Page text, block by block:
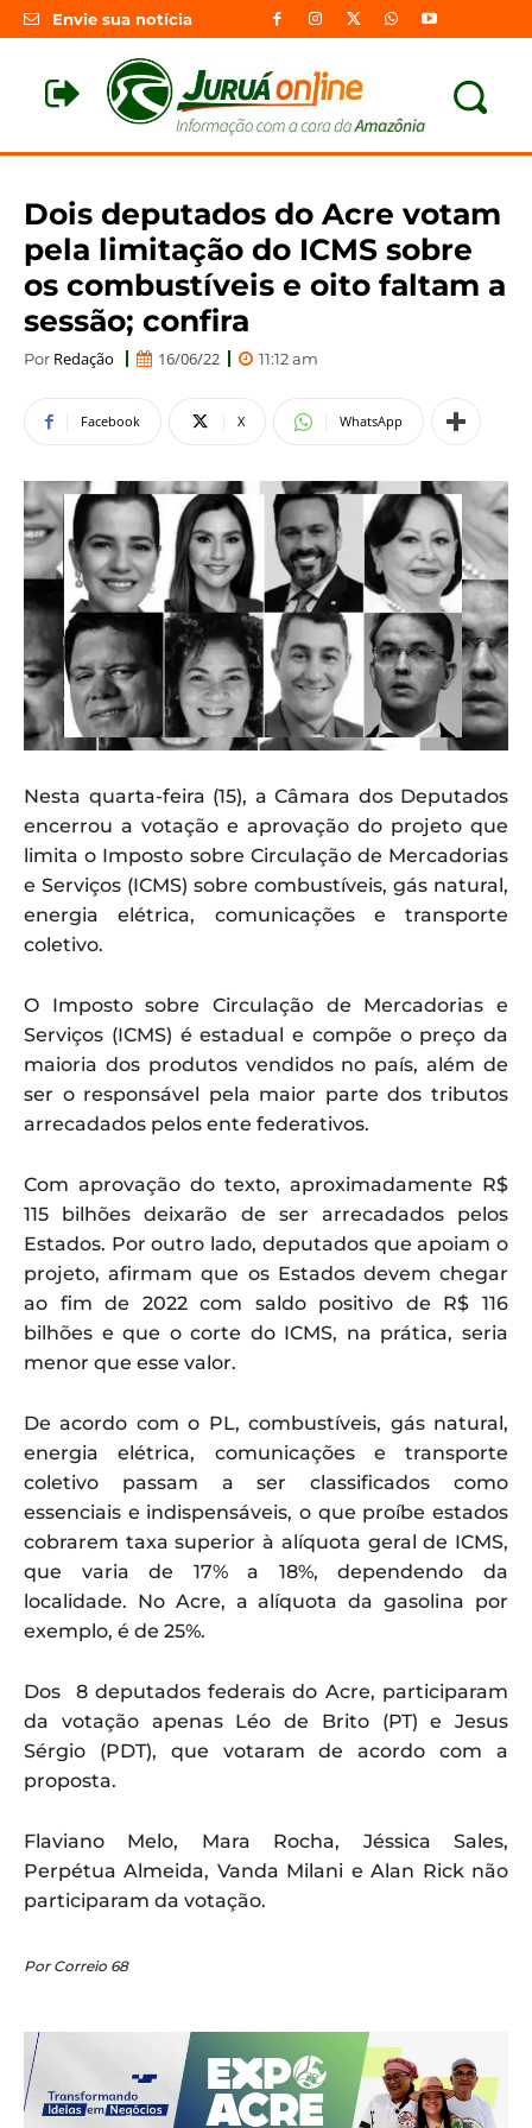
Envie sua notícia
Dois deputados do Acre votam
pela limitação do ICMS sobre
os combustíveis e oito faltam a
sessão; confira
Por Redação 16/06/22 11:12 am
Facebook X WhatsApp
Nesta quarta-feira (15), a Câmara dos Deputados
encerrou a votação e aprovação do projeto que
limita o Imposto sobre Circulação de Mercadorias
e Serviços (ICMS) sobre combustíveis, gás natural,
energia elétrica, comunicações e transporte
coletivo.
O Imposto sobre Circulação de Mercadorias e
Serviços (ICMS) é estadual e compõe o preço da
maioria dos produtos vendidos no país, além de
ser o responsável pela maior parte dos tributos
arrecadados pelos ente federativos.
Com aprovação do texto, aproximadamente R$
115 bilhões deixarão de ser arrecadados pelos
Estados. Por outro lado, deputados que apoiam o
projeto, afirmam que os Estados devem chegar
ao fim de 2022 com saldo positivo de R$ 116
bilhões e que o corte do ICMS, na prática, seria
menor que esse valor.
De acordo com o PL, combustíveis, gás natural,
energia elétrica, comunicações e transporte
coletivo passam a ser classificados como
essenciais e indispensáveis, o que proíbe estados
cobrarem taxa superior à alíquota geral de ICMS,
que varia de 17% a 18%, dependendo da
localidade. No Acre, a alíquota da gasolina por
exemplo, é de 25%.
Dos 8 deputados federais do Acre, participaram
da votação apenas Léo de Brito (PT) e Jesus
Sérgio (PDT), que votaram de acordo com a
proposta.
Flaviano Melo, Mara Rocha, Jéssica Sales,
Perpétua Almeida, Vanda Milani e Alan Rick não
participaram da votação.
Por Correio 68